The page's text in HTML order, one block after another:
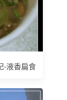
-液香扁食